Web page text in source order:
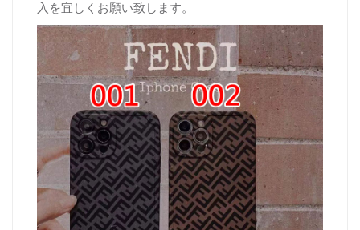
入を宜しくお願い致します。